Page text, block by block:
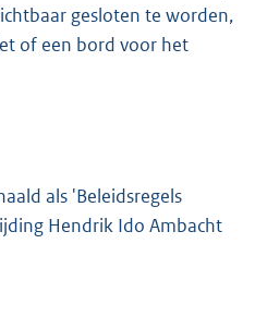
gesloten te worden,
of een bord voor het
als 'Beleidsregels
Hendrik Ido Ambacht